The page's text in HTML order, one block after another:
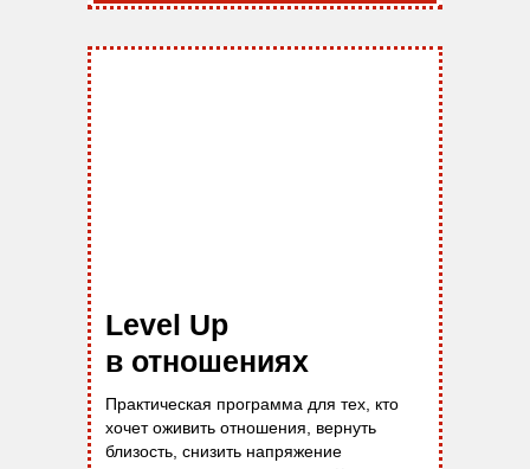
Level Up
в отношениях
Практическая программа для тех, кто
хочет оживить отношения, вернуть
близость, снизить напряжение